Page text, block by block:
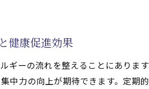
オンライン気功治療(天啓気功治療
自宅で学べる気功治療(天啓気功治
オンライン気功治療(天啓気功治療
健康促進効果
ギーの流れを整えることにありま
中力の向上が期待できます。定